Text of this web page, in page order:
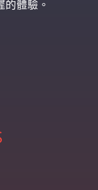
體驗。